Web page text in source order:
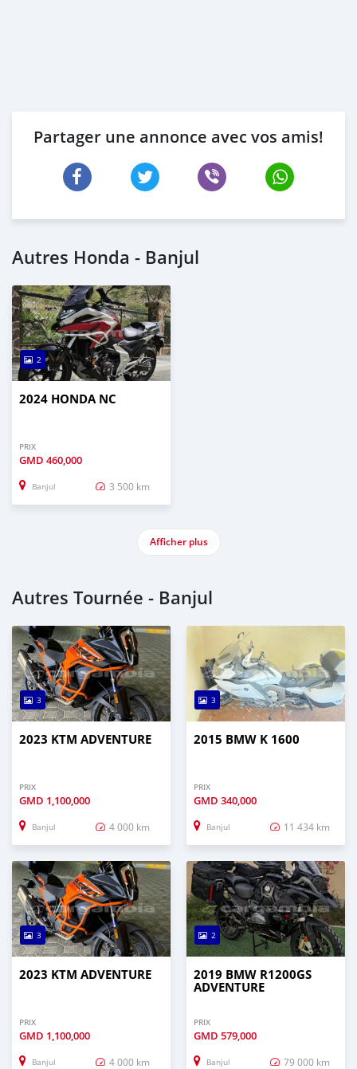
Partager une annonce avec vos amis!
Autres Honda - Banjul
2
2024 HONDA NC
PRIX
GMD 460,000
Banjul 3 500 km
Afficher plus
Autres Tournée - Banjul
3
2023 KTM ADVENTURE
PRIX
GMD 1,100,000
Banjul 4 000 km
3
2015 BMW K 1600
PRIX
GMD 340,000
Banjul 11 434 km
3
2023 KTM ADVENTURE
PRIX
GMD 1,100,000
Banjul 4 000 km
2
2019 BMW R1200GS
ADVENTURE
PRIX
GMD 579,000
Banjul 79 000 km